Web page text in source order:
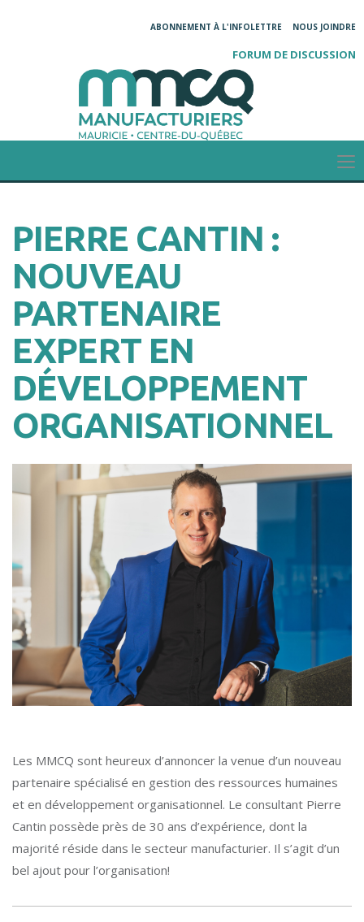
ABONNEMENT À L'INFOLETTRE NOUS JOINDRE
FORUM DE DISCUSSION
PIERRE CANTIN :
NOUVEAU
PARTENAIRE
EXPERT EN
DÉVELOPPEMENT
ORGANISATIONNEL
Les MMCQ sont heureux d’annoncer la venue d’un nouveau
partenaire spécialisé en gestion des ressources humaines
et en développement organisationnel. Le consultant Pierre
Cantin possède près de 30 ans d’expérience, dont la
majorité réside dans le secteur manufacturier. Il s’agit d’un
bel ajout pour l’organisation!